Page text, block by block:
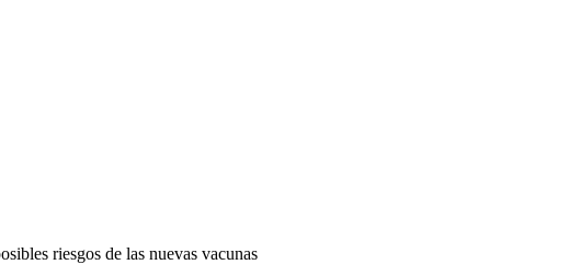
riesgos de las nuevas vacunas